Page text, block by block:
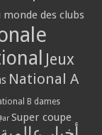
monde des clubs
Jeux
National A
B dames
Super coupe